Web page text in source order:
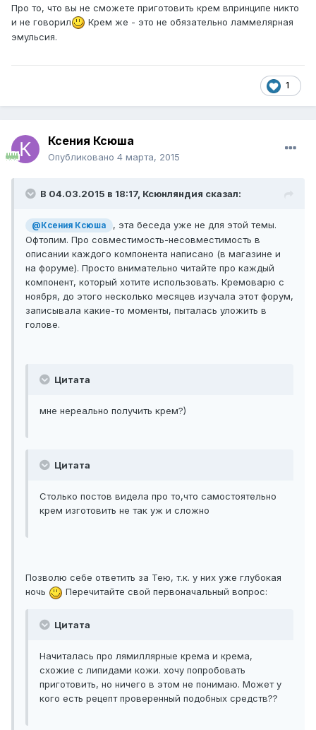
Про то, что вы не сможете приготовить крем впринципе никто
и не говорил
Крем же - это не обязательно ламмелярная
эмульсия.
1
Ксения Ксюша
Опубликовано 4 марта, 2015
В 04.03.2015 в 18:17, Ксюнляндия сказал:
@Ксения Ксюша
, эта беседа уже не для этой темы.
Офтопим. Про совместимость-несовместимость в
описании каждого компонента написано (в магазине и
на форуме). Просто внимательно читайте про каждый
компонент, который хотите использовать. Кремоварю с
ноября, до этого несколько месяцев изучала этот форум,
записывала какие-то моменты, пыталась уложить в
голове.
Цитата
мне нереально получить крем?)
Цитата
Столько постов видела про то,что самостоятельно
крем изготовить не так уж и сложно
Позволю себе ответить за Тею, т.к. у них уже глубокая
ночь
Перечитайте свой первоначальный вопрос:
Цитата
Начиталась про лямиллярные крема и крема,
схожие с липидами кожи. хочу попробовать
приготовить, но ничего в этом не понимаю. Может у
кого есть рецепт проверенный подобных средств??